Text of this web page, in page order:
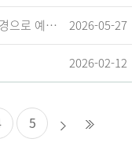
집에서 시작되는 사고, 안전한 환경으로 예방해요 2026-05-27
2026-02-12
5